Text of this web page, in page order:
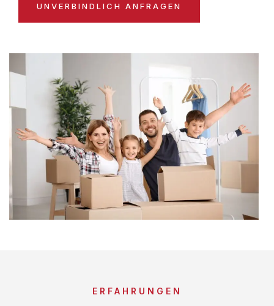
UNVERBINDLICH ANFRAGEN
ERFAHRUNGEN